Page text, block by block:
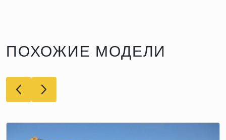
ПОХОЖИЕ МОДЕЛИ